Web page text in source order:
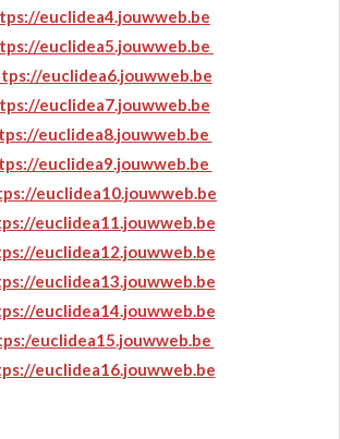
euclidea4.jouwweb.be
euclidea5.jouwweb.be
euclidea6.jouwweb.be
euclidea7.jouwweb.be
euclidea8.jouwweb.be
euclidea9.jouwweb.be
euclidea10.jouwweb.be
euclidea11.jouwweb.be
euclidea12.jouwweb.be
euclidea13.jouwweb.be
euclidea14.jouwweb.be
euclidea15.jouwweb.be
euclidea16.jouwweb.be